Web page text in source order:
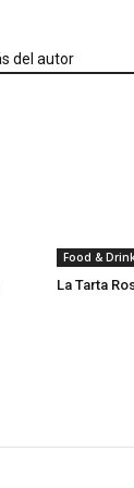
del autor
Food &
La Tarta